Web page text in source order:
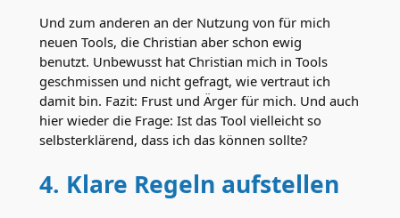
Und zum anderen an der Nutzung von für mich
neuen Tools, die Christian aber schon ewig
benutzt. Unbewusst hat Christian mich in Tools
geschmissen und nicht gefragt, wie vertraut ich
damit bin. Fazit: Frust und Ärger für mich. Und auch
hier wieder die Frage: Ist das Tool vielleicht so
selbsterklärend, dass ich das können sollte?
4. Klare Regeln aufstellen